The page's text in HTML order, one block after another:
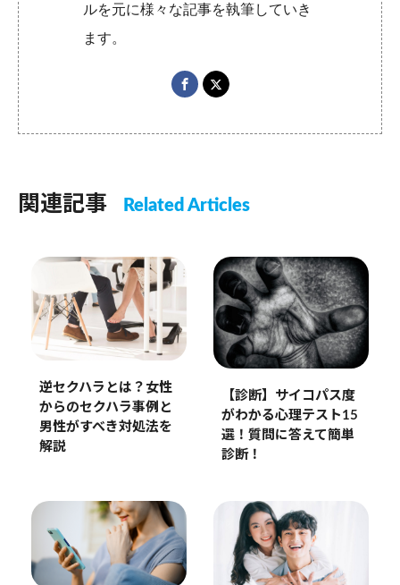
ルを元に様々な記事を執筆していき
ます。
関連記事 Related Articles
逆セクハラとは？女性
からのセクハラ事例と
男性がすべき対処法を
解説
【診断】サイコパス度
がわかる心理テスト15
選！質問に答えて簡単
診断！